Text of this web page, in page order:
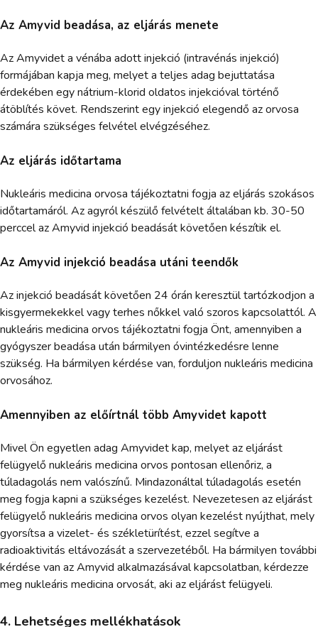
Az Amyvid beadása, az eljárás menete
Az Amyvidet a vénába adott injekció (intravénás injekció)
formájában kapja meg, melyet a teljes adag bejuttatása
érdekében egy nátrium-klorid oldatos injekcióval történő
átöblítés követ. Rendszerint egy injekció elegendő az orvosa
számára szükséges felvétel elvégzéséhez.
Az eljárás időtartama
Nukleáris medicina orvosa tájékoztatni fogja az eljárás szokásos
időtartamáról. Az agyról készülő felvételt általában kb. 30-50
perccel az Amyvid injekció beadását követően készítik el.
Az Amyvid injekció beadása utáni teendők
Az injekció beadását követően 24 órán keresztül tartózkodjon a
kisgyermekekkel vagy terhes nőkkel való szoros kapcsolattól. A
nukleáris medicina orvos tájékoztatni fogja Önt, amennyiben a
gyógyszer beadása után bármilyen óvintézkedésre lenne
szükség. Ha bármilyen kérdése van, forduljon nukleáris medicina
orvosához.
Amennyiben az előírtnál több Amyvidet kapott
Mivel Ön egyetlen adag Amyvidet kap, melyet az eljárást
felügyelő nukleáris medicina orvos pontosan ellenőriz, a
túladagolás nem valószínű. Mindazonáltal túladagolás esetén
meg fogja kapni a szükséges kezelést. Nevezetesen az eljárást
felügyelő nukleáris medicina orvos olyan kezelést nyújthat, mely
gyorsítsa a vizelet- és székletürítést, ezzel segítve a
radioaktivitás eltávozását a szervezetéből. Ha bármilyen további
kérdése van az Amyvid alkalmazásával kapcsolatban, kérdezze
meg nukleáris medicina orvosát, aki az eljárást felügyeli.
4. Lehetséges mellékhatások